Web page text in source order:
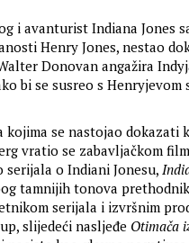
i avanturist Indiana Jones
Henry Jones, nestao
Donovan angažira
bi se susreo s Henryjevom
kojima se nastojao dokazati
vratio se zabavljačkom
o Indiani Jonesu,
tamnijih tonova
serijala i izvršnim
slijedeći nasljeđe Otimača